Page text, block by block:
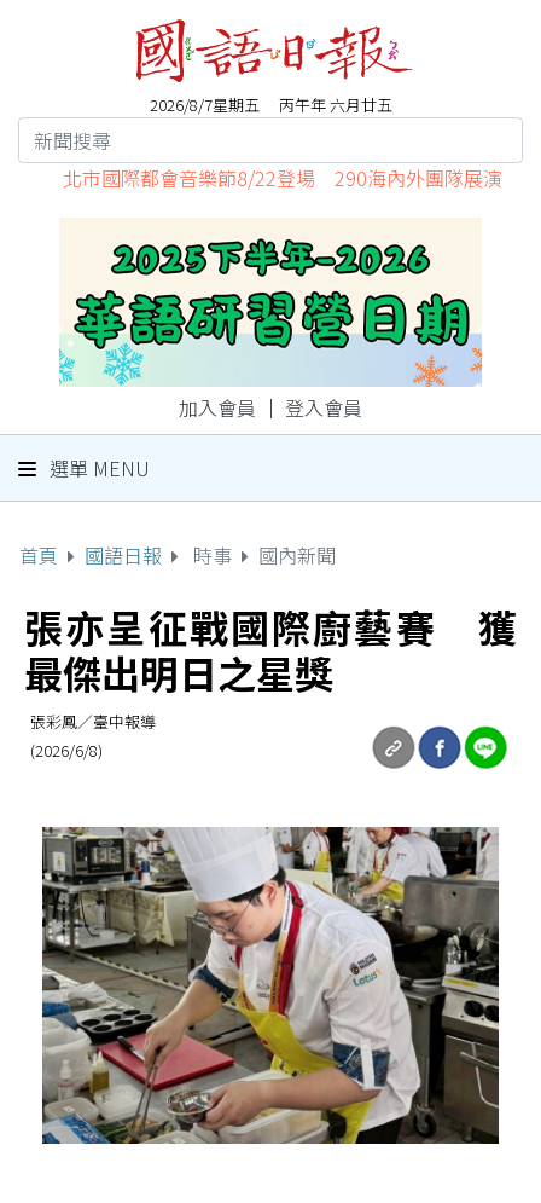
2026/8/7星期五 丙午年 六月廿五
北市國際都會音樂節8/22登場 290海內外團隊展演
加入會員 ｜ 登入會員
選單 MENU
首頁 國語日報 時事 國內新聞
張亦呈征戰國際廚藝賽 獲
最傑出明日之星獎
張彩鳳／臺中報導
(2026/6/8)